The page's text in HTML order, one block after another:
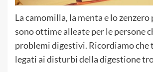
La camomilla, la menta e lo zenzero
sono ottime alleate per le persone
problemi digestivi. Ricordiamo che
legati ai disturbi della digestione